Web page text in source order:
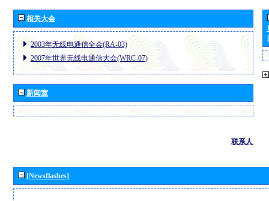
相关大会
2003年无线电通信全会(RA-03)
2007年世界无线电通信大会(WRC-07)
新闻室
联系人
[Newsflashes]